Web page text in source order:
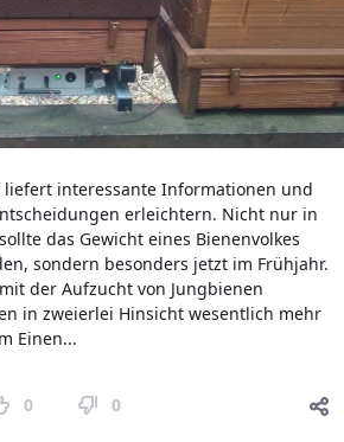
liefert interessante Informationen und
erleichtern. Nicht nur in
das Gewicht eines Bienenvolkes
sondern besonders jetzt im Frühjahr.
der Aufzucht von Jungbienen
in zweierlei Hinsicht wesentlich mehr
Einen...
0 0